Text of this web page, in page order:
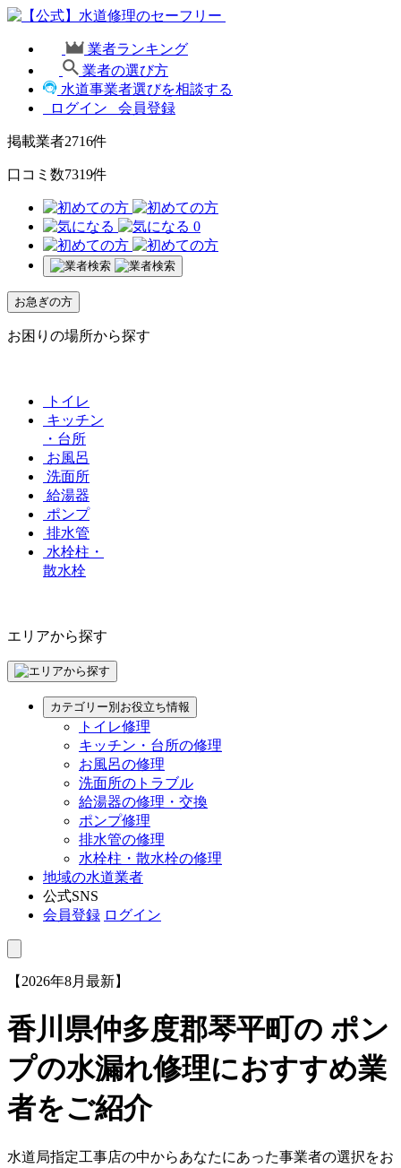
業者ランキング
業者の選び方
水道事業者選びを相談する
ログイン
会員登録
掲載業者2716件
口コミ数7319件
0
お急ぎの方
お困りの場所から探す
トイレ
キッチン
・台所
お風呂
洗面所
給湯器
ポンプ
排水管
水栓柱・
散水栓
エリアから探す
カテゴリー別お役立ち情報
トイレ修理
キッチン・台所の修理
お風呂の修理
洗面所のトラブル
給湯器の修理・交換
ポンプ修理
排水管の修理
水栓柱・散水栓の修理
地域の水道業者
公式SNS
会員登録 ログイン
【2026年8月最新】
香川県仲多度郡琴平町の ポン
プの水漏れ修理におすすめ業
者をご紹介
水道局指定工事店の中からあなたにあった事業者の選択をお